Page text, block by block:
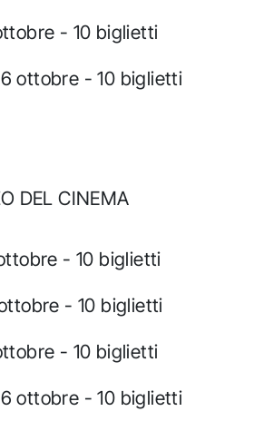
- 10 biglietti
ottobre - 10 biglietti
DEL CINEMA
- 10 biglietti
- 10 biglietti
- 10 biglietti
ottobre - 10 biglietti